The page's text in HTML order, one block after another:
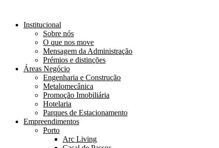
Institucional
Sobre nós
O que nos move
Mensagem da Administração
Prémios e distinções
Áreas Negócio
Engenharia e Construção
Metalomecânica
Promoção Imobiliária
Hotelaria
Parques de Estacionamento
Empreendimentos
Porto
Arc Living